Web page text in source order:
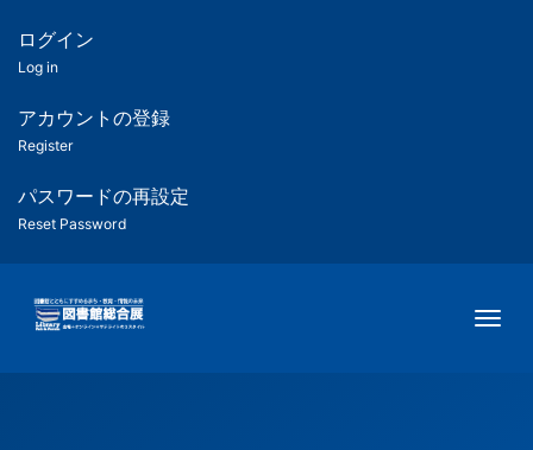
ツ
匿
名
ユ
ー
ー
用
メ
ログイン
Log in
アカウントの登録
Register
パスワードの再設定
Reset Password